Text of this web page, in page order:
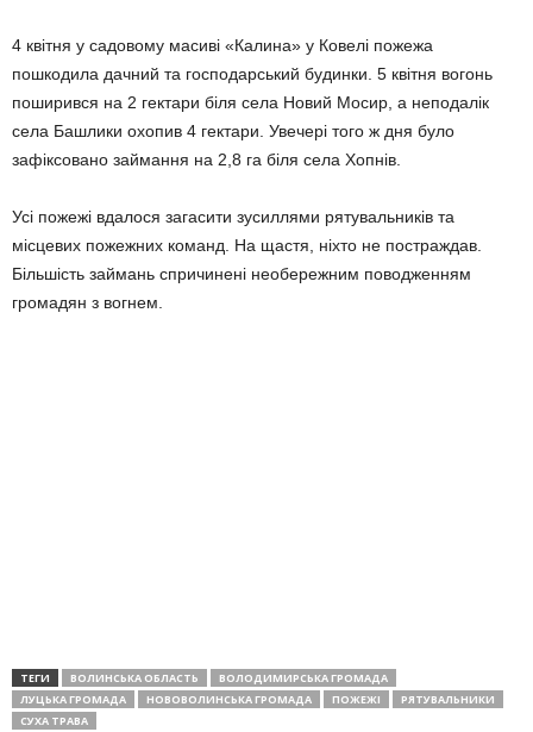
4 квітня у садовому масиві «Калина» у Ковелі пожежа
пошкодила дачний та господарський будинки. 5 квітня вогонь
поширився на 2 гектари біля села Новий Мосир, а неподалік
села Башлики охопив 4 гектари. Увечері того ж дня було
зафіксовано займання на 2,8 га біля села Хопнів.
Усі пожежі вдалося загасити зусиллями рятувальників та
місцевих пожежних команд. На щастя, ніхто не постраждав.
Більшість займань спричинені необережним поводженням
громадян з вогнем.
ТЕГИ ВОЛИНСЬКА ОБЛАСТЬ
ВОЛОДИМИРСЬКА ГРОМАДА
ЛУЦЬКА ГРОМАДА
НОВОВОЛИНСЬКА ГРОМАДА ПОЖЕЖІ
РЯТУВАЛЬНИКИ
СУХА ТРАВА